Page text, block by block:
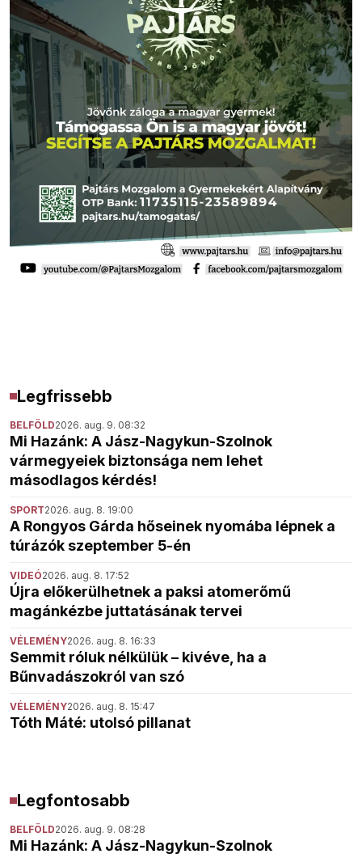
Legfrissebb
BELFÖLD2026. aug. 9. 08:32
Mi Hazánk: A Jász-Nagykun-Szolnok
vármegyeiek biztonsága nem lehet
másodlagos kérdés!
SPORT2026. aug. 8. 19:00
A Rongyos Gárda hőseinek nyomába lépnek a
túrázók szeptember 5-én
VIDEÓ2026. aug. 8. 17:52
Újra előkerülhetnek a paksi atomerőmű
magánkézbe juttatásának tervei
VÉLEMÉNY2026. aug. 8. 16:33
Semmit róluk nélkülük – kivéve, ha a
Bűnvadászokról van szó
VÉLEMÉNY2026. aug. 8. 15:47
Tóth Máté: utolsó pillanat
Legfontosabb
BELFÖLD2026. aug. 9. 08:28
Mi Hazánk: A Jász-Nagykun-Szolnok